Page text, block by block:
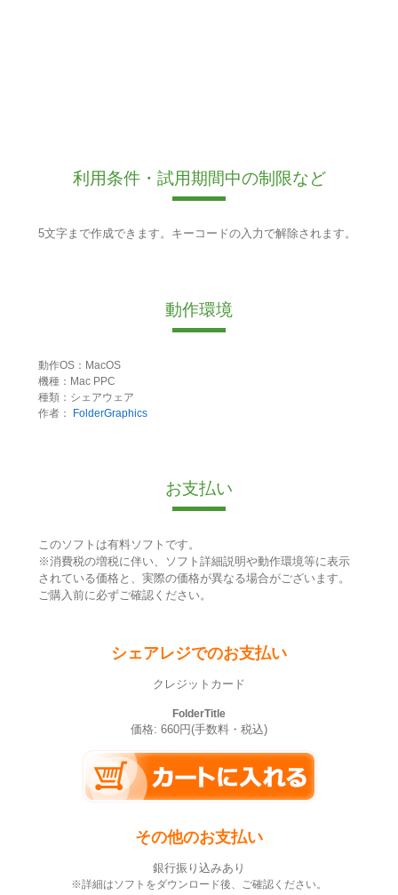
利用条件・試用期間中の制限など
5文字まで作成できます。キーコードの入力で解除されます。
動作環境
動作OS：MacOS
機種：Mac PPC
種類：シェアウェア
作者：
FolderGraphics
お支払い
このソフトは有料ソフトです。
※消費税の増税に伴い、ソフト詳細説明や動作環境等に表示
されている価格と、実際の価格が異なる場合がございます。
ご購入前に必ずご確認ください。
シェアレジでのお支払い
クレジットカード
FolderTitle
価格: 660円(手数料・税込)
その他のお支払い
銀行振り込みあり
※詳細はソフトをダウンロード後、ご確認ください。